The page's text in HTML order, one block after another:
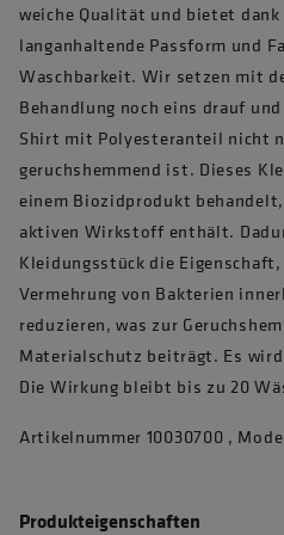
weiche Qualität und bietet
langanhaltende Passform und
Waschbarkeit. Wir setzen mit
Behandlung noch eins drauf
Shirt mit Polyesteranteil nicht
geruchshemmend ist. Dieses
einem Biozidprodukt
aktiven Wirkstoff enthält.
Kleidungsstück die
Vermehrung von Bakterien
reduzieren, was zur
Materialschutz beiträgt. Es
Die Wirkung bleibt bis zu 20
Artikelnummer 10030700 ,
Produkteigenschaften